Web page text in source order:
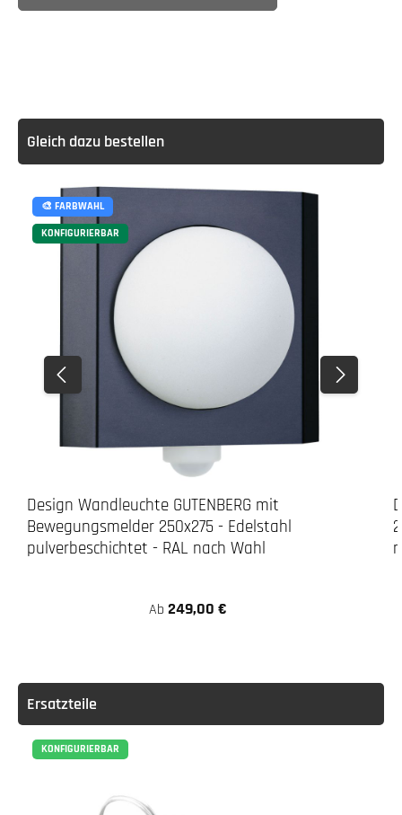
Gleich dazu bestellen
🎨 FARBWAHL
KONFIGURIERBAR
Design Wandleuchte GUTENBERG mit
Bewegungsmelder 250x275 - Edelstahl
pulverbeschichtet - RAL nach Wahl
Ab 249,00 €
Ersatzteile
KONFIGURIERBAR